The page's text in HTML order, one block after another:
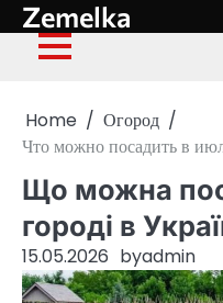
Skip
to
content
Zemelka
Home
Огород
Что можно посадить в
Що можна
городі в
15.05.2026 byadmin